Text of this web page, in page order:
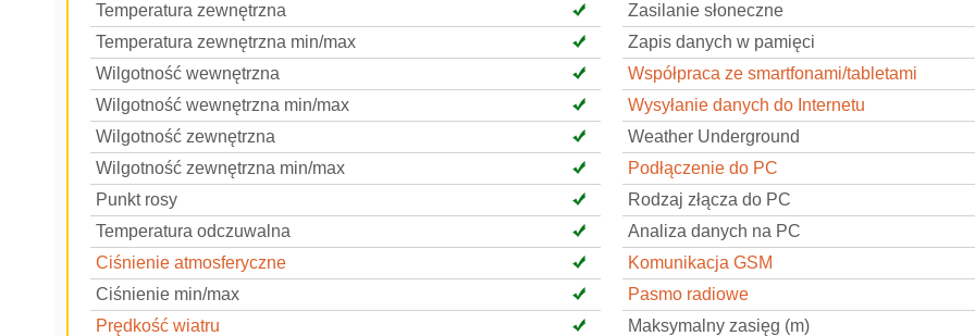
Temperatura zewnętrzna
Temperatura zewnętrzna min/max
Wilgotność wewnętrzna
Wilgotność wewnętrzna min/max
Wilgotność zewnętrzna
Wilgotność zewnętrzna min/max
Punkt rosy
Temperatura odczuwalna
Ciśnienie atmosferyczne
Ciśnienie min/max
Prędkość wiatru
Zasilanie słoneczne
Zapis danych w pamięci
Współpraca ze smartfonami/tabletami
Wysyłanie danych do Internetu
Weather Underground
Podłączenie do PC
Rodzaj złącza do PC
Analiza danych na PC
Komunikacja GSM
Pasmo radiowe
Maksymalny zasięg (m)